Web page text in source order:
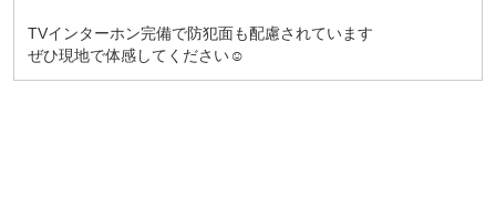
TVインターホン完備で防犯面も配慮されています
ぜひ現地で体感してください☺